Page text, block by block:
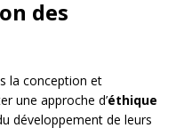
des
la conception et
une approche d’éthique
développement de leurs